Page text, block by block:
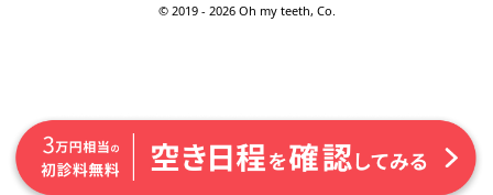
© 2019 - 2026 Oh my teeth, Co.